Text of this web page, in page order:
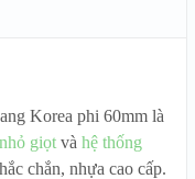
Korea phi 60mm là
giọt và hệ thống
chắn, nhựa cao cấp.